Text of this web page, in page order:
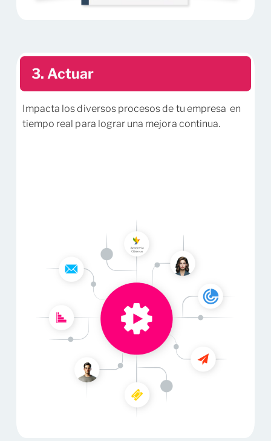
3. Actuar
Impacta los diversos procesos de tu empresa en
tiempo real para lograr una mejora continua.